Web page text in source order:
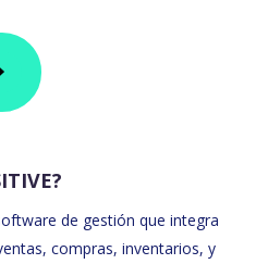
de gestión que integra
compras, inventarios, y